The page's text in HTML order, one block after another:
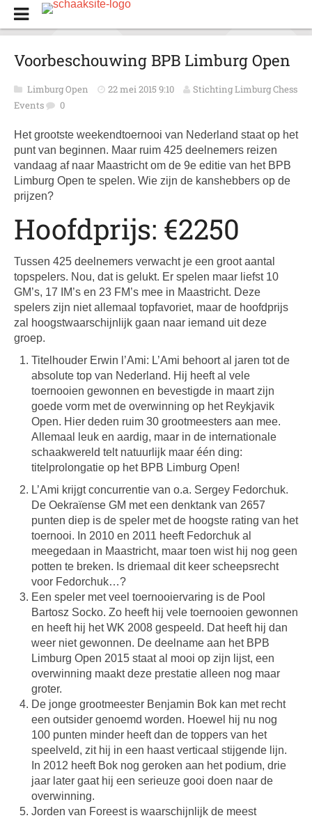
Voorbeschouwing BPB Limburg Open
Limburg Open 22 mei 2015 9:10
Stichting Limburg Chess
Events
0
Het grootste weekendtoernooi van Nederland staat op het
punt van beginnen. Maar ruim 425 deelnemers reizen
vandaag af naar Maastricht om de 9e editie van het BPB
Limburg Open te spelen. Wie zijn de kanshebbers op de
prijzen?
Hoofdprijs: €2250
Tussen 425 deelnemers verwacht je een groot aantal
topspelers. Nou, dat is gelukt. Er spelen maar liefst 10
GM’s, 17 IM’s en 23 FM’s mee in Maastricht. Deze
spelers zijn niet allemaal topfavoriet, maar de hoofdprijs
zal hoogstwaarschijnlijk gaan naar iemand uit deze
groep.
Titelhouder Erwin l’Ami: L’Ami behoort al jaren tot de
absolute top van Nederland. Hij heeft al vele
toernooien gewonnen en bevestigde in maart zijn
goede vorm met de overwinning op het Reykjavik
Open. Hier deden ruim 30 grootmeesters aan mee.
Allemaal leuk en aardig, maar in de internationale
schaakwereld telt natuurlijk maar één ding:
titelprolongatie op het BPB Limburg Open!
L’Ami krijgt concurrentie van o.a. Sergey Fedorchuk.
De Oekraïense GM met een denktank van 2657
punten diep is de speler met de hoogste rating van het
toernooi. In 2010 en 2011 heeft Fedorchuk al
meegedaan in Maastricht, maar toen wist hij nog geen
potten te breken. Is driemaal dit keer scheepsrecht
voor Fedorchuk…?
Een speler met veel toernooiervaring is de Pool
Bartosz Socko. Zo heeft hij vele toernooien gewonnen
en heeft hij het WK 2008 gespeeld. Dat heeft hij dan
weer niet gewonnen. De deelname aan het BPB
Limburg Open 2015 staat al mooi op zijn lijst, een
overwinning maakt deze prestatie alleen nog maar
groter.
De jonge grootmeester Benjamin Bok kan met recht
een outsider genoemd worden. Hoewel hij nu nog
100 punten minder heeft dan de toppers van het
speelveld, zit hij in een haast verticaal stijgende lijn.
In 2012 heeft Bok nog geroken aan het podium, drie
jaar later gaat hij een serieuze gooi doen naar de
overwinning.
Jorden van Foreest is waarschijnlijk de meest